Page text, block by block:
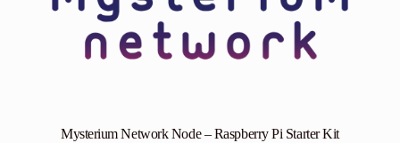
Mysterium Network Node – Raspberry Pi Starter Kit